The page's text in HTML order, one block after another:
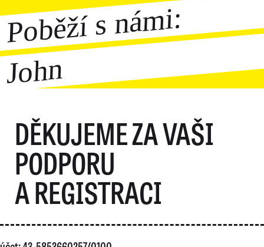
Poběží s námi:
John
DĚKUJEME ZA VAŠI
PODPORU
A REGISTRACI